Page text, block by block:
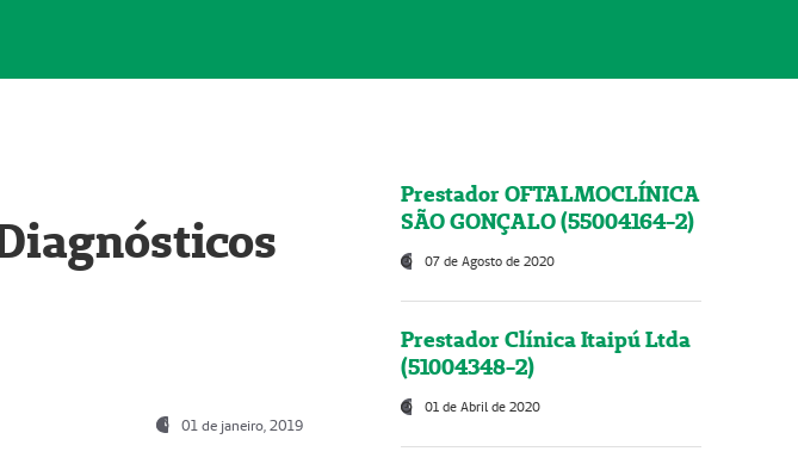
01 de janeiro, 2019
Prestador OFTALMOCLÍNICA
SÃO GONÇALO (55004164-2)
07 de Agosto de 2020
Prestador Clínica Itaipú Ltda
(51004348-2)
01 de Abril de 2020